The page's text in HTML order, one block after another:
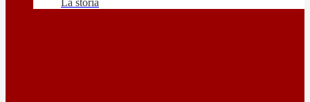
La storia